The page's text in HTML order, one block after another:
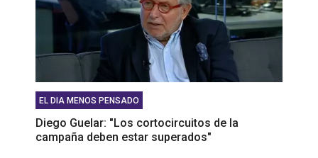
EL DIA MENOS PENSADO
Diego Guelar: "Los cortocircuitos de la
campaña deben estar superados"